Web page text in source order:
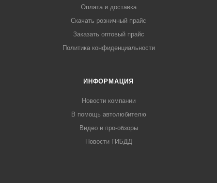
Оплата и доставка
Скачать розничный прайс
Заказать оптовый прайс
Политика конфиденциальности
ИНФОРМАЦИЯ
Новости компании
В помощь автолюбителю
Видео и про-обзоры
Новости ГИБДД